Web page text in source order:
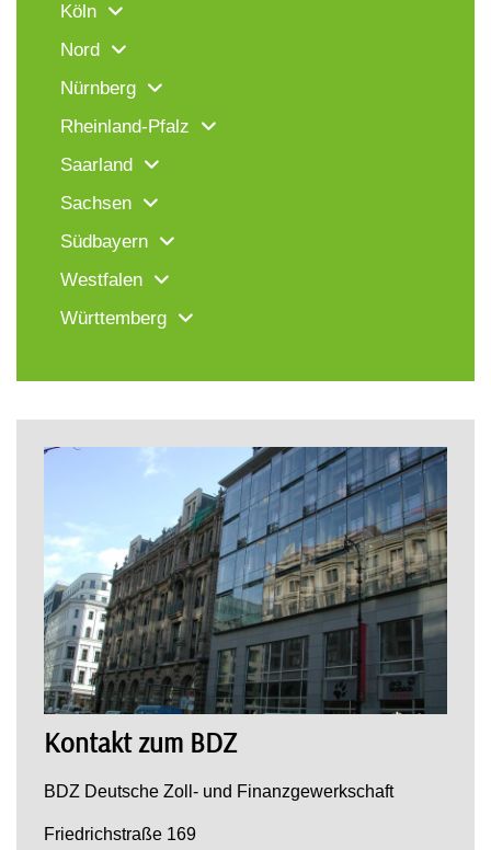
Köln
Nord
Nürnberg
Rheinland-Pfalz
Saarland
Sachsen
Südbayern
Westfalen
Württemberg
Kontakt zum BDZ
BDZ Deutsche Zoll- und Finanzgewerkschaft
Friedrichstraße 169